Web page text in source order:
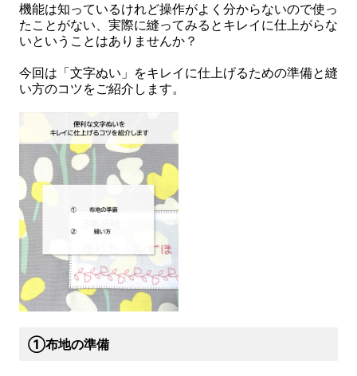
機能は知っているけれど操作がよく分からないので使っ
たことがない、実際に縫ってみるとキレイに仕上がらな
いということはありませんか？
今回は「文字ぬい」をキレイに仕上げるための準備と縫
い方のコツをご紹介します。
①布地の準備